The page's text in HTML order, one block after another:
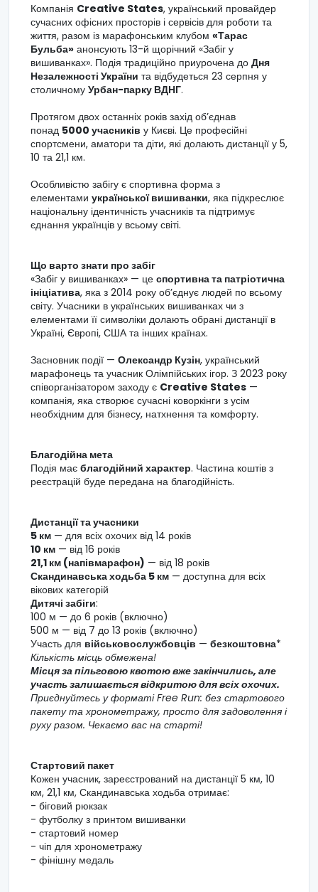
Компанія Creative States, український провайдер
сучасних офісних просторів і сервісів для роботи та
життя, разом із марафонським клубом «Тарас
Бульба» анонсують 13-й щорічний «Забіг у
вишиванках». Подія традиційно приурочена до Дня
Незалежності України та відбудеться 23 серпня у
столичному Урбан-парку ВДНГ.
Протягом двох останніх років захід об’єднав
понад 5000 учасників у Києві. Це професійні
спортсмени, аматори та діти, які долають дистанції у 5,
10 та 21,1 км.
Особливістю забігу є спортивна форма з
елементами української вишиванки, яка підкреслює
національну ідентичність учасників та підтримує
єднання українців у всьому світі.
Що варто знати про забіг
«Забіг у вишиванках» — це спортивна та патріотична
ініціатива, яка з 2014 року об’єднує людей по всьому
світу. Учасники в українських вишиванках чи з
елементами її символіки долають обрані дистанції в
Україні, Європі, США та інших країнах.
Засновник події — Олександр Кузін, український
марафонець та учасник Олімпійських ігор. З 2023 року
співорганізатором заходу є Creative States —
компанія, яка створює сучасні коворкінги з усім
необхідним для бізнесу, натхнення та комфорту.
Благодійна мета
Подія має благодійний характер. Частина коштів з
реєстрацій буде передана на благодійність.
Дистанції та учасники
5 км — для всіх охочих від 14 років
10 км — від 16 років
21,1 км (напівмарафон) — від 18 років
Скандинавська ходьба 5 км — доступна для всіх
вікових категорій
Дитячі забіги:
100 м — до 6 років (включно)
500 м — від 7 до 13 років (включно)
Участь для військовослужбовців — безкоштовна*
Кількість місць обмежена!
Місця за пільговою квотою вже закінчились, але
участь залишається відкритою для всіх охочих.
Приєднуйтесь у форматі Free Run: без стартового
пакету та хронометражу, просто для задоволення і
руху разом. Чекаємо вас на старті!
Стартовий пакет
Кожен учасник, зареєстрований на дистанції 5 км, 10
км, 21,1 км, Скандинавська ходьба отримає:
- біговий рюкзак
- футболку з принтом вишиванки
- стартовий номер
- чіп для хронометражу
- фінішну медаль